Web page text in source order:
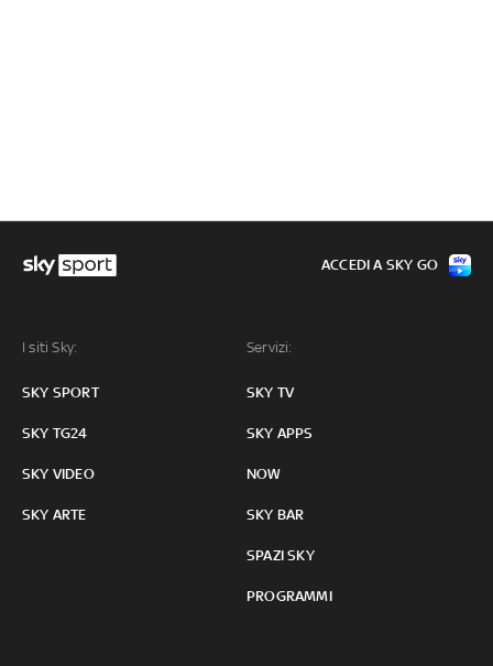
I siti Sky:
SKY SPORT
SKY TG24
SKY VIDEO
SKY ARTE
Servizi:
SKY TV
SKY APPS
NOW
SKY BAR
SPAZI SKY
PROGRAMMI
ACCEDI A SKY GO